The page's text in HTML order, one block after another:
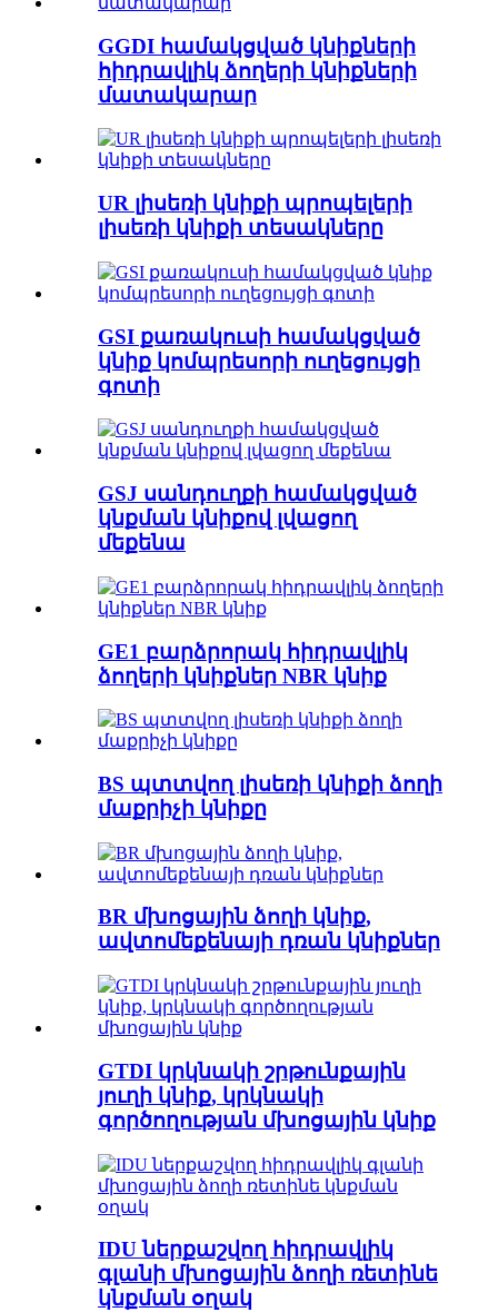
GGDI համակցված կնիքների
հիդրավլիկ ձողերի կնիքների
մատակարար
UR լիսեռի կնիքի պրոպելերի
լիսեռի կնիքի տեսակները
GSI քառակուսի համակցված
կնիք կոմպրեսորի ուղեցույցի
գոտի
GSJ սանդուղքի համակցված
կնքման կնիքով լվացող
մեքենա
GE1 բարձրորակ հիդրավլիկ
ձողերի կնիքներ NBR կնիք
BS պտտվող լիսեռի կնիքի ձողի
մաքրիչի կնիքը
BR մխոցային ձողի կնիք,
ավտոմեքենայի դռան կնիքներ
GTDI կրկնակի շրթունքային
յուղի կնիք, կրկնակի
գործողության մխոցային կնիք
IDU ներքաշվող հիդրավլիկ
գլանի մխոցային ձողի ռետինե
կնքման օղակ